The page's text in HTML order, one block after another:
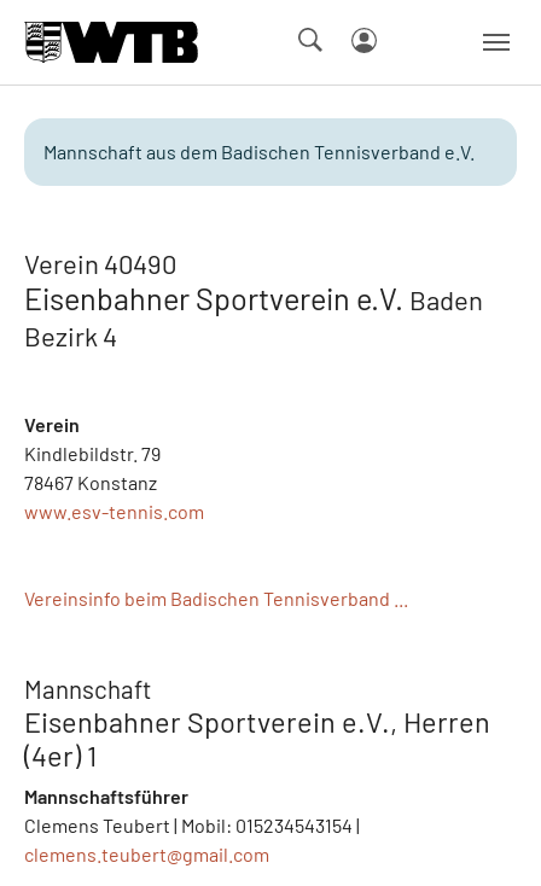
Mannschaft aus dem Badischen Tennisverband e.V.
Verein 40490
Eisenbahner Sportverein e.V. Baden
Bezirk 4
Verein
Kindlebildstr. 79
78467 Konstanz
www.esv-tennis.com
Vereinsinfo beim Badischen Tennisverband ...
Mannschaft
Eisenbahner Sportverein e.V., Herren
(4er) 1
Mannschaftsführer
Clemens Teubert | Mobil: 015234543154 |
clemens.teubert@gmail.com